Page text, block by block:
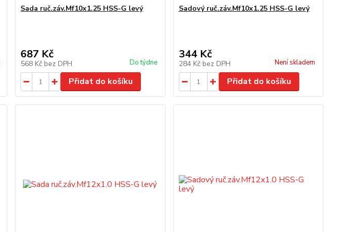
Sada ruč.záv.Mf10x1.25 HSS-G levý
687 Kč
568 Kč bez DPH Do týdne
Přidat do košíku
Sadový ruč.záv.Mf10x1.25 HSS-G levý
344 Kč
284 Kč bez DPH Není skladem
Přidat do košíku